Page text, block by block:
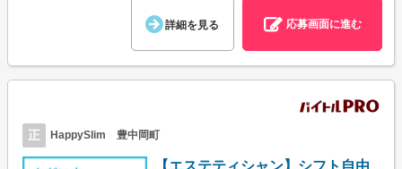
詳細を見る 応募画面に進む
正 HappySlim 豊中岡町
【エステティシャン】シフト自由